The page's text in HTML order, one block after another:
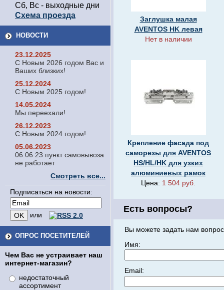
Сб, Вс - выходные дни
Схема проезда
НОВОСТИ
23.12.2025
С Новым 2026 годом Вас и
Ваших близких!
25.12.2024
С Новым 2025 годом!
14.05.2024
Мы переехали!
26.12.2023
С Новым 2024 годом!
05.06.2023
06.06.23 пункт самовывоза
не работает
Смотреть все...
Подписаться на новости:
или
ОПРОС ПОСЕТИТЕЛЕЙ
Чем Вас не устраивает наш
интернет-магазин?
недостаточный
ассортимент
Заглушка малая
AVENTOS HK левая
Нет в наличии
Крепление фасада под
саморезы для AVENTOS
HS/HL/HK для узких
алюминиевых рамок
Цена: 1 504 руб.
Есть вопросы?
Вы можете задать нам
Имя:
Email: